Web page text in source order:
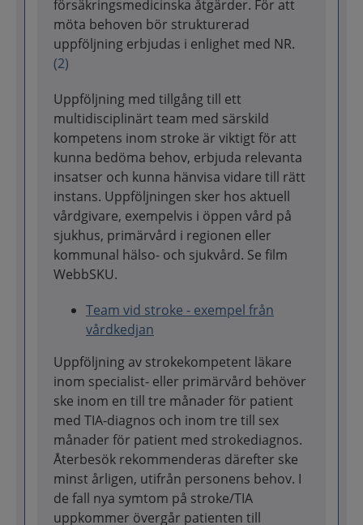
försäkringsmedicinska åtgärder. För att
möta behoven bör strukturerad
uppföljning erbjudas i enlighet med NR.
(2)
Uppföljning med tillgång till ett
multidisciplinärt team med särskild
kompetens inom stroke är viktigt för att
kunna bedöma behov, erbjuda relevanta
insatser och kunna hänvisa vidare till rätt
instans. Uppföljningen sker hos aktuell
vårdgivare, exempelvis i öppen vård på
sjukhus, primärvård i regionen eller
kommunal hälso- och sjukvård. Se film
WebbSKU.
Team vid stroke - exempel från
vårdkedjan
Uppföljning av strokekompetent läkare
inom specialist- eller primärvård behöver
ske inom en till tre månader för patient
med TIA-diagnos och inom tre till sex
månader för patient med strokediagnos.
Återbesök rekommenderas därefter ske
minst årligen, utifrån personens behov. I
de fall nya symtom på stroke/TIA
uppkommer övergår patienten till